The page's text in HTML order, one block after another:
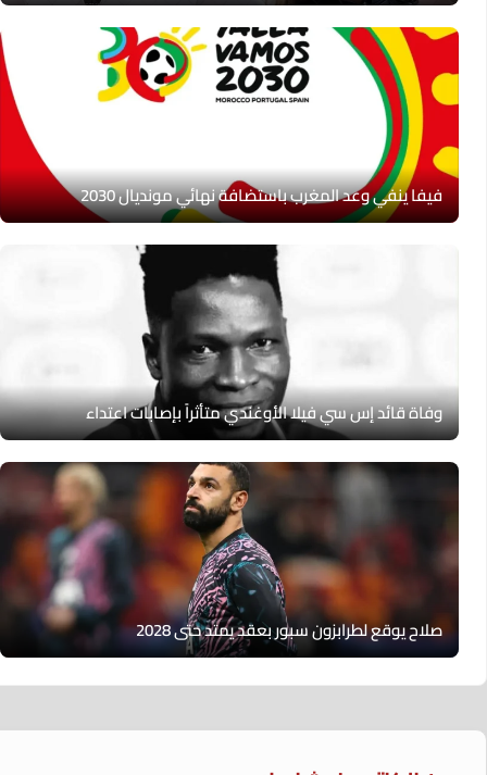
فيفا ينفي وعد المغرب باستضافة نهائي مونديال 2030
وفاة قائد إس سي فيلا الأوغندي متأثراً بإصابات اعتداء
صلاح يوقع لطرابزون سبور بعقد يمتد حتى 2028